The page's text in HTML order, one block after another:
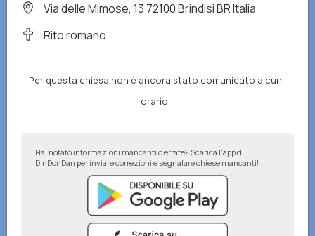
Via delle Mimose, 13 72100 Brindisi BR Italia
Rito romano
Per questa chiesa non è ancora stato comunicato alcun
orario.
Hai notato informazioni mancanti o errate? Scarica l'app di
DinDonDan per inviare correzioni e segnalare chiese mancanti!